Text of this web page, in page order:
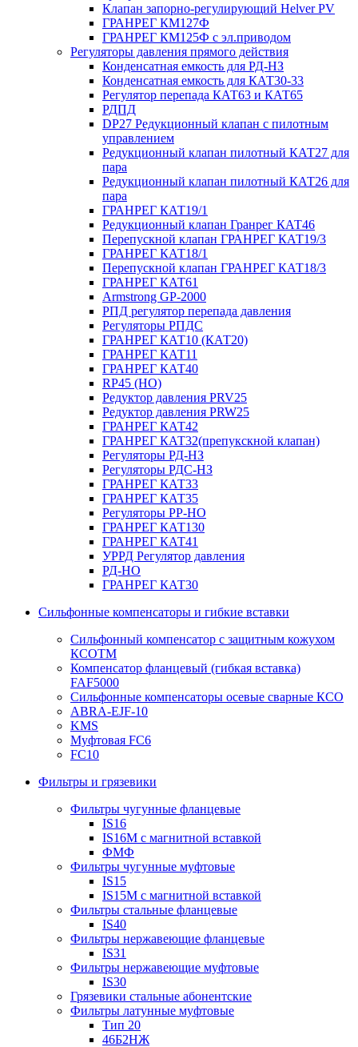
Клапан запорно-регулирующий Helver PV
ГРАНРЕГ КМ127Ф
ГРАНРЕГ КМ125Ф с эл.приводом
Регуляторы давления прямого действия
Конденсатная емкость для РД-НЗ
Конденсатная емкость для КАТ30-33
Регулятор перепада КАТ63 и КАТ65
РДПД
DP27 Редукционный клапан с пилотным
управлением
Редукционный клапан пилотный КАТ27 для
пара
Редукционный клапан пилотный КАТ26 для
пара
ГРАНРЕГ КАТ19/1
Редукционный клапан Гранрег КАТ46
Перепускной клапан ГРАНРЕГ КАТ19/3
ГРАНРЕГ КАТ18/1
Перепускной клапан ГРАНРЕГ КАТ18/3
ГРАНРЕГ КАТ61
Armstrong GP-2000
РПД регулятор перепада давления
Регуляторы РПДС
ГРАНРЕГ КАТ10 (КАТ20)
ГРАНРЕГ КАТ11
ГРАНРЕГ КАТ40
RP45 (НО)
Редуктор давления PRV25
Редуктор давления PRW25
ГРАНРЕГ КАТ42
ГРАНРЕГ КАТ32(препукскной клапан)
Регуляторы РД-НЗ
Регуляторы РДС-НЗ
ГРАНРЕГ КАТ33
ГРАНРЕГ КАТ35
Регуляторы РР-НО
ГРАНРЕГ КАТ130
ГРАНРЕГ КАТ41
УРРД Регулятор давления
РД-НО
ГРАНРЕГ КАТ30
Сильфонные компенсаторы и гибкие вставки
Сильфонный компенсатор с защитным кожухом
КСОТM
Компенсатор фланцевый (гибкая вставка)
FAF5000
Сильфонные компенсаторы осевые сварные КСО
ABRA-EJF-10
KMS
Муфтовая FC6
FC10
Фильтры и грязевики
Фильтры чугунные фланцевые
IS16
IS16M с магнитной вставкой
ФМФ
Фильтры чугунные муфтовые
IS15
IS15M c магнитной вставкой
Фильтры стальные фланцевые
IS40
Фильтры нержавеющие фланцевые
IS31
Фильтры нержавеющие муфтовые
IS30
Грязевики стальные абонентские
Фильтры латунные муфтовые
Тип 20
46Б2НЖ